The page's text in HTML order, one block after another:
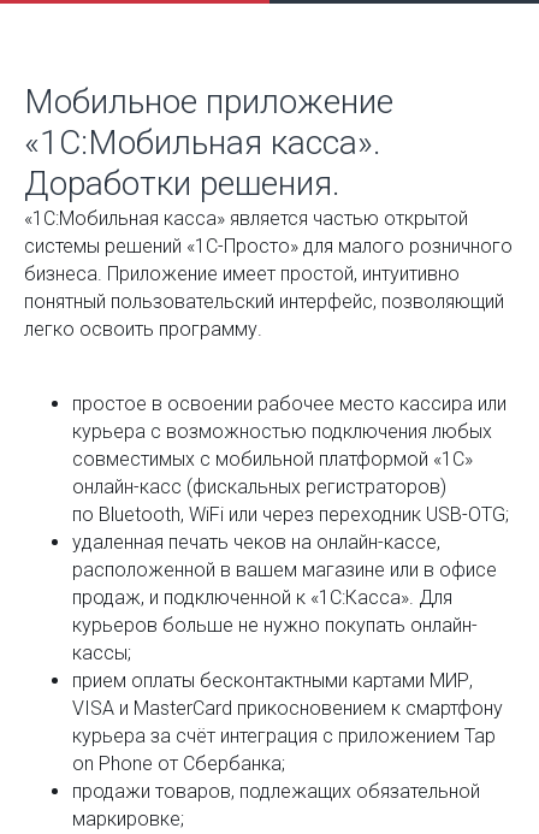
Мобильное приложение
«1С:Мобильная касса».
Доработки решения.
«1С:Мобильная касса» является частью открытой
системы решений «1С-Просто» для малого розничного
бизнеса. Приложение имеет простой, интуитивно
понятный пользовательский интерфейс, позволяющий
легко освоить программу.
простое в освоении рабочее место кассира или
курьера с возможностью подключения любых
совместимых с мобильной платформой «1С»
онлайн-касс (фискальных регистраторов)
по Bluetooth, WiFi или через переходник USB-OTG;
удаленная печать чеков на онлайн-кассе,
расположенной в вашем магазине или в офисе
продаж, и подключенной к «1С:Касса». Для
курьеров больше не нужно покупать онлайн-
кассы;
прием оплаты бесконтактными картами МИР,
VISA и MasterCard прикосновением к смартфону
курьера за счёт интеграция с приложением Tap
on Phone от Сбербанка;
продажи товаров, подлежащих обязательной
маркировке;